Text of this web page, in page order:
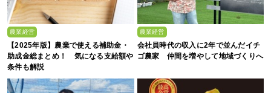
農業経営
【2025年版】農業で使える補助金・
助成金総まとめ！ 気になる支給額や
条件も解説
農業経営
会社員時代の収入に2年で並んだイチ
ゴ農家 仲間を増やして地域づくりへ